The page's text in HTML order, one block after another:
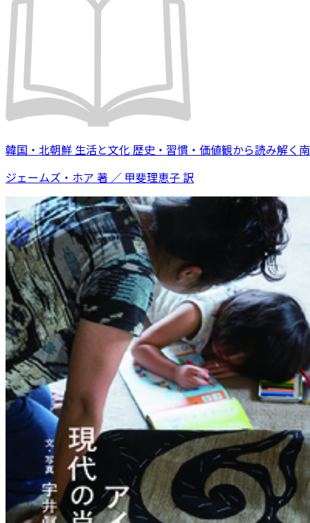
韓国・北朝鮮 生活と文化 歴史・習慣・価値観から読み解く
ジェームズ・ホア 著 ／ 甲斐理恵子 訳